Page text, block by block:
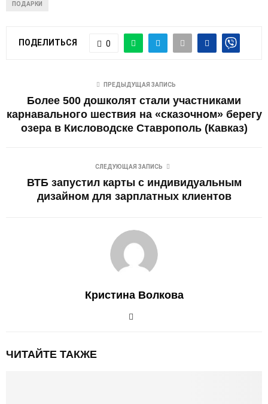
ПОДАРКИ
ПОДЕЛИТЬСЯ 0
ПРЕДЫДУЩАЯ ЗАПИСЬ
Более 500 дошколят стали участниками
карнавального шествия на «сказочном» берегу
озера в Кисловодске Ставрополь (Кавказ)
СЛЕДУЮЩАЯ ЗАПИСЬ
ВТБ запустил карты с индивидуальным
дизайном для зарплатных клиентов
Кристина Волкова
ЧИТАЙТЕ ТАКЖЕ